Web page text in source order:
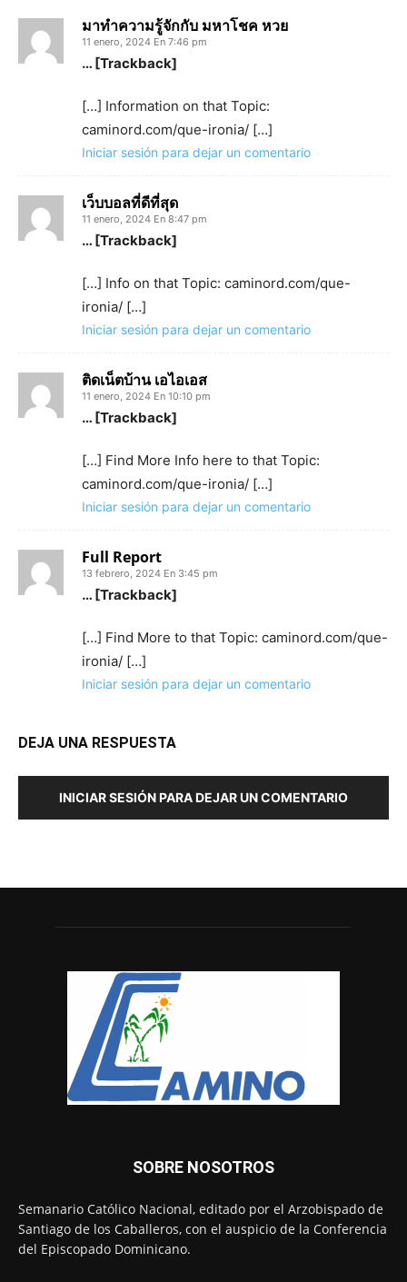
มาทำความรู้จักกับ มหาโชค หวย
11 enero, 2024 En 7:46 pm
… [Trackback]
[…] Information on that Topic:
caminord.com/que-ironia/ […]
Iniciar sesión para dejar un comentario
เว็บบอลที่ดีที่สุด
11 enero, 2024 En 8:47 pm
… [Trackback]
[…] Info on that Topic: caminord.com/que-
ironia/ […]
Iniciar sesión para dejar un comentario
ติดเน็ตบ้าน เอไอเอส
11 enero, 2024 En 10:10 pm
… [Trackback]
[…] Find More Info here to that Topic:
caminord.com/que-ironia/ […]
Iniciar sesión para dejar un comentario
Full Report
13 febrero, 2024 En 3:45 pm
… [Trackback]
[…] Find More to that Topic: caminord.com/que-
ironia/ […]
Iniciar sesión para dejar un comentario
DEJA UNA RESPUESTA
INICIAR SESIÓN PARA DEJAR UN COMENTARIO
SOBRE NOSOTROS
Semanario Católico Nacional, editado por el Arzobispado de
Santiago de los Caballeros, con el auspicio de la Conferencia
del Episcopado Dominicano.